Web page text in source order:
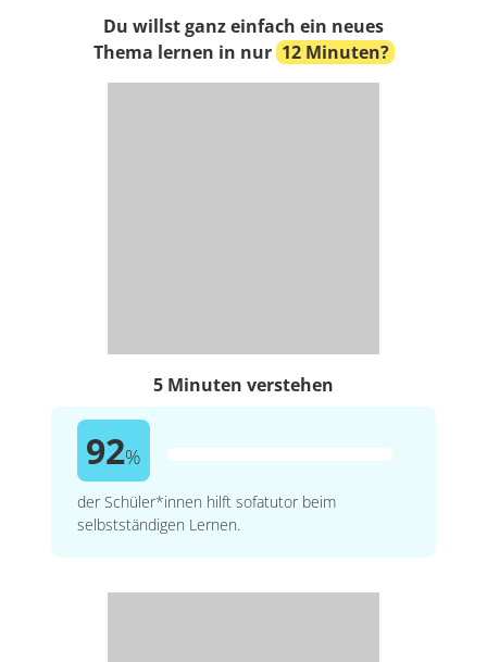
Du willst ganz einfach ein neues
Thema lernen in nur 12 Minuten?
5 Minuten verstehen
92%
der Schüler*innen hilft sofatutor beim
selbstständigen Lernen.